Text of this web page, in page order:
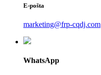
E-pošta
marketing@frp-cqdj.com
WhatsApp